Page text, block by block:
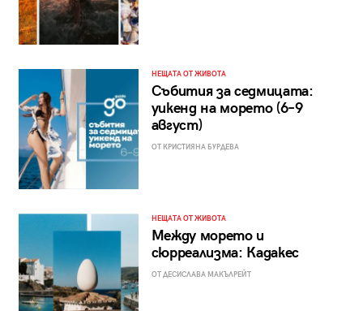
НЕЩАТА ОТ ЖИВОТА
Събития за седмицата:
уикенд на морето (6–9
август)
ОТ КРИСТИЯНА БУРДЕВА
НЕЩАТА ОТ ЖИВОТА
Между морето и
сюрреализма: Кадакес
ОТ ДЕСИСЛАВА МАКЪЛРЕЙТ